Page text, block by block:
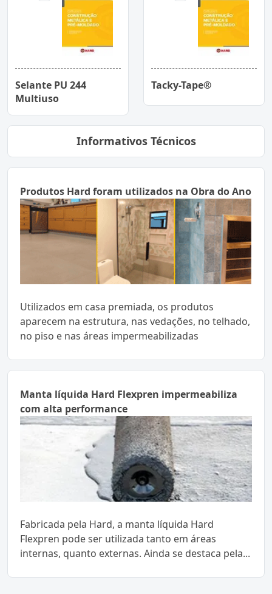
Selante PU 244
Multiuso
Tacky-Tape®
Informativos Técnicos
Produtos Hard foram utilizados na Obra do Ano
Utilizados em casa premiada, os produtos
aparecem na estrutura, nas vedações, no telhado,
no piso e nas áreas impermeabilizadas
Manta líquida Hard Flexpren impermeabiliza
com alta performance
Fabricada pela Hard, a manta líquida Hard
Flexpren pode ser utilizada tanto em áreas
internas, quanto externas. Ainda se destaca pela...